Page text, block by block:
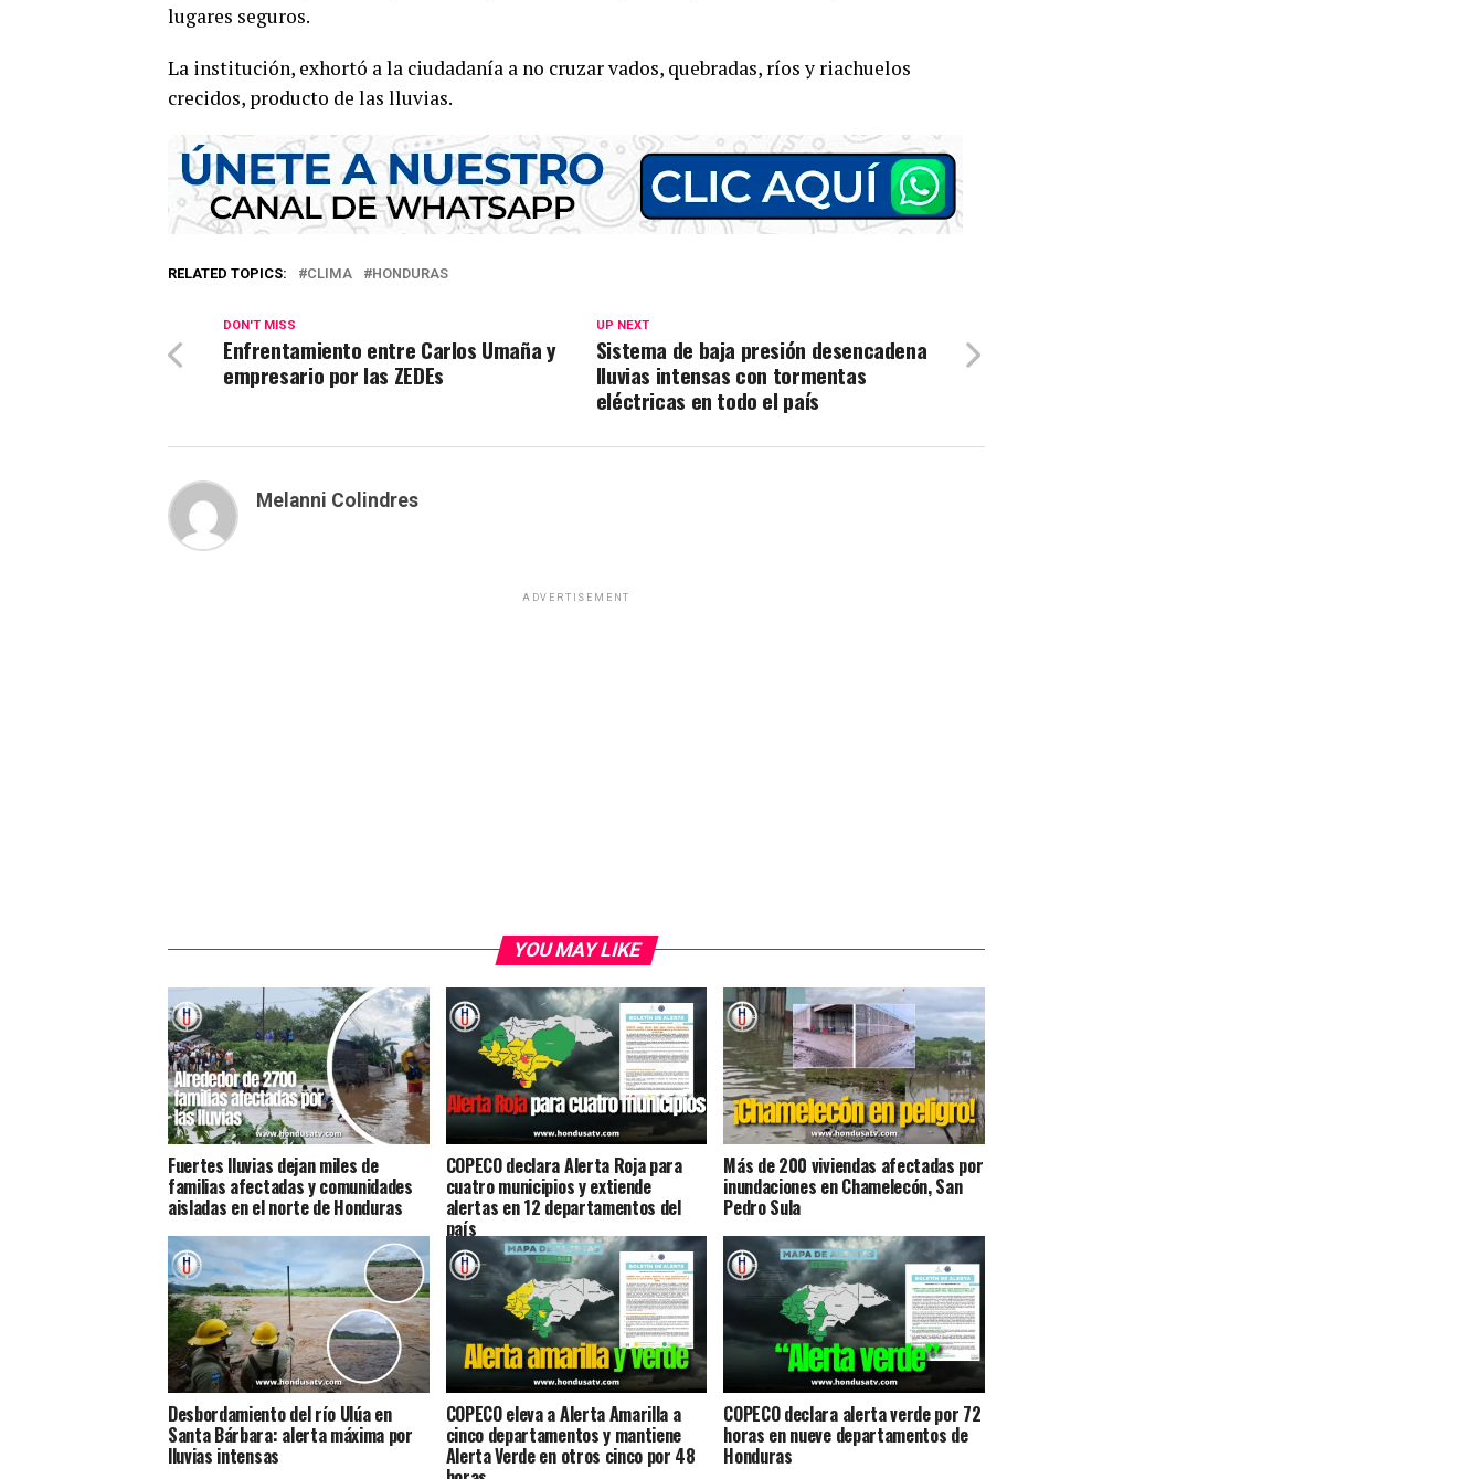
lugares seguros.
La institución, exhortó a la ciudadanía a no cruzar vados, quebradas, ríos y riachuelos
crecidos, producto de las lluvias.
RELATED TOPICS: CLIMA HONDURAS
UP NEXT
Sistema de baja presión desencadena
lluvias intensas con tormentas
eléctricas en todo el país
DON'T MISS
Enfrentamiento entre Carlos Umaña y
empresario por las ZEDEs
Melanni Colindres
ADVERTISEMENT
YOU MAY LIKE
Fuertes lluvias dejan miles de
familias afectadas y comunidades
aisladas en el norte de Honduras
COPECO declara Alerta Roja para
cuatro municipios y extiende
alertas en 12 departamentos del
país
Más de 200 viviendas afectadas por
inundaciones en Chamelecón, San
Pedro Sula
Desbordamiento del río Ulúa en
Santa Bárbara: alerta máxima por
lluvias intensas
COPECO eleva a Alerta Amarilla a
cinco departamentos y mantiene
Alerta Verde en otros cinco por 48
COPECO declara alerta verde por 72
horas en nueve departamentos de
Honduras